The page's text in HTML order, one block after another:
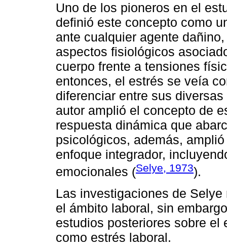
Uno de los pioneros en el
definió este concepto como
ante cualquier agente
aspectos fisiológicos
cuerpo frente a tensiones
entonces, el estrés se veía
diferenciar entre sus
autor amplió el concepto de
respuesta dinámica que
psicológicos, además,
enfoque integrador,
emocionales (Selye, 1973).
Las investigaciones de
el ámbito laboral, sin
estudios posteriores sobre el
como estrés laboral.